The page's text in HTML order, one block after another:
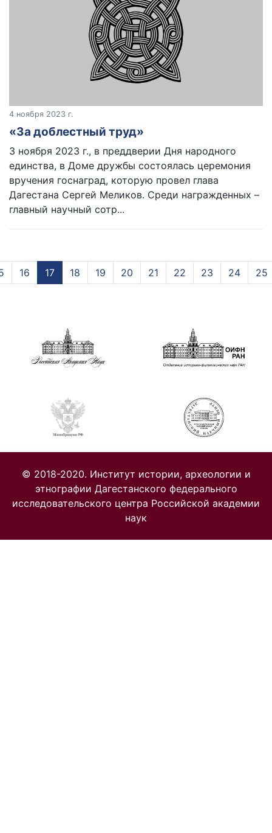
4 ноября 2023 г.
«За доблестный труд»
3 ноября 2023 г., в преддверии Дня народного
единства, в Доме дружбы состоялась церемония
вручения госнаград, которую провел глава
Дагестана Сергей Меликов. Среди награжденных –
главный научный сотр...
16 17 (current)
18 19 20 21 22 23 24 25
© 2018-2020. Институт истории, археологии и
этнографии Дагестанского федерального
исследовательского центра Российской академии
наук